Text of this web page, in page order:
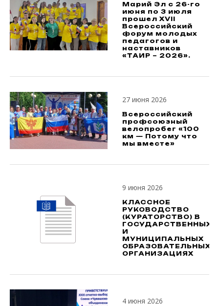
Марий Эл с 26-го
июня по 3 июля
прошел XVII
Всероссийский
форум молодых
педагогов и
наставников
«ТАИР – 2026».
27 июня 2026
Всероссийский
профсоюзный
велопробег «100
км — Потому что
мы вместе»
9 июня 2026
КЛАССНОЕ
РУКОВОДСТВО
(КУРАТОРСТВО) В
ГОСУДАРСТВЕННЫХ
И
МУНИЦИПАЛЬНЫХ
ОБРАЗОВАТЕЛЬНЫХ
ОРГАНИЗАЦИЯХ
4 июня 2026